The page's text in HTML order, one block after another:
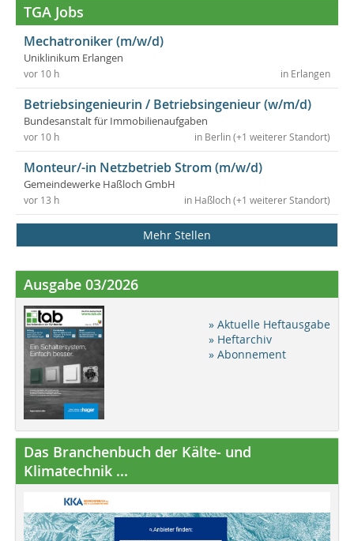
TGA Jobs
Mechatroniker (m/w/d)
Uniklinikum Erlangen
in Erlangen
vor 10 h
Betriebsingenieurin / Betriebsingenieur (w/m/d)
Bundesanstalt für Immobilienaufgaben
in Berlin (+1 weiterer Standort)
vor 10 h
Monteur/-in Netzbetrieb Strom (m/w/d)
Gemeindewerke Haßloch GmbH
in Haßloch (+1 weiterer Standort)
vor 13 h
Mehr Stellen
Ausgabe 03/2026
» Aktuelle Heftausgabe
» Heftarchiv
» Abonnement
Das Branchenbuch der Kälte- und
Klimatechnik ...